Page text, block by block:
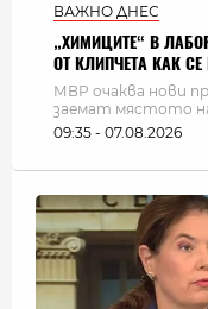
ВАЖНО ДНЕС
„ХИМИЦИТЕ“ В
ОТ КЛИПЧЕТА КАК
МВР очаква нови
заемат мястото
09:35 - 07.08.2026